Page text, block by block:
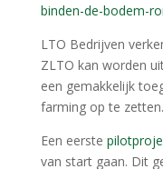
binden-de-bodem-
LTO Bedrijven
ZLTO kan worden
een gemakkelijk
farming op te zetten.
Een eerste
van start gaan. Dit